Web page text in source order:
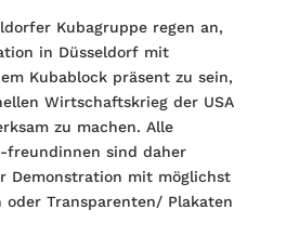
Kubagruppe regen an,
in Düsseldorf mit
Kubablock präsent zu sein,
Wirtschaftskrieg der USA
zu machen. Alle
freundinnen sind daher
Demonstration mit möglichst
oder Transparenten/ Plakaten